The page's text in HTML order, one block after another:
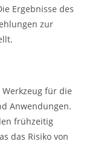
Ergebnisse des
zur
für die
Anwendungen.
frühzeitig
das Risiko von